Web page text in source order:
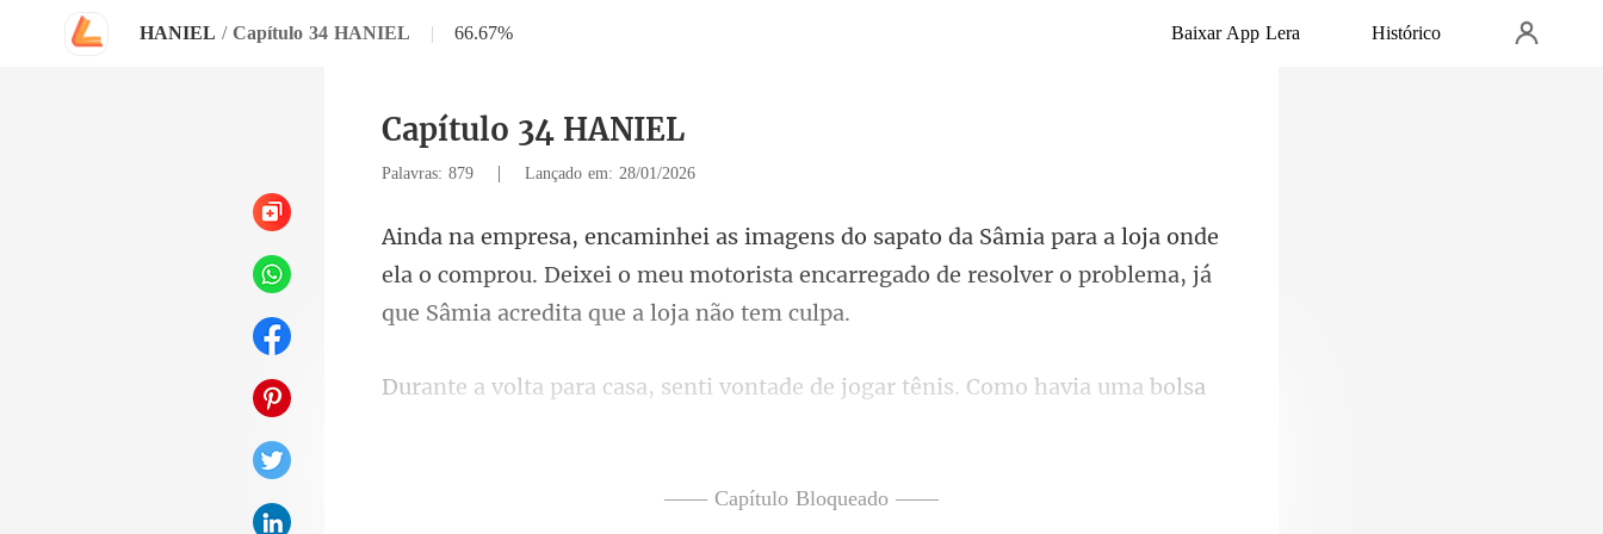
HANIEL / Capítulo 34 HANIEL | 66.67% Baixar App Lera Histórico
Capítulo 34 HANIEL
Palavras: 879 | Lançado em: 28/01/2026
loja onde
ela o comprou. Deixei o meu motorista encarregado de r
r tênis. Como havia uma bolsa
—— Capítulo Bloqueado ——